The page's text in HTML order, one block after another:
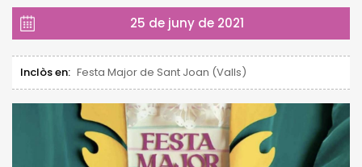
25 de juny de 2021
Inclòs en: Festa Major de Sant Joan (Valls)